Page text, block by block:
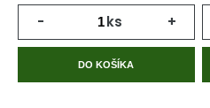
- ks +
DO KOŠÍKA